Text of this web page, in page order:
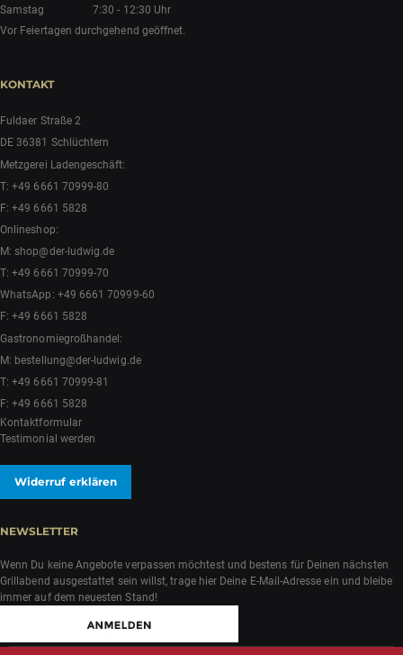
Samstag
7:30 - 12:30 Uhr
Vor Feiertagen durchgehend geöffnet.
KONTAKT
Fuldaer Straße 2
DE 36381 Schlüchtern
Metzgerei Ladengeschäft:
T:+49 6661 70999-80
F: +49 6661 5828
Onlineshop:
M:shop@der-ludwig.de
T:+49 6661 70999-70
WhatsApp: +49 6661 70999-60
F: +49 6661 5828
Gastronomiegroßhandel:
M: bestellung@der-ludwig.de
T:+49 6661 70999-81
F: +49 6661 5828
Kontaktformular
Testimonial werden
Widerruf erklären
NEWSLETTER
Wenn Du keine Angebote verpassen möchtest und bestens für Deinen nächsten
Grillabend ausgestattet sein willst, trage hier Deine E-Mail-Adresse ein und bleibe
immer auf dem neuesten Stand!